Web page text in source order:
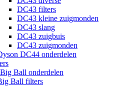
DC43 filters
DC43 kleine zuigmonden
DC43 slang
DC43 zuigbuis
DC43 zuigmonden
DC44 onderdelen
Ball onderdelen
Ball filters